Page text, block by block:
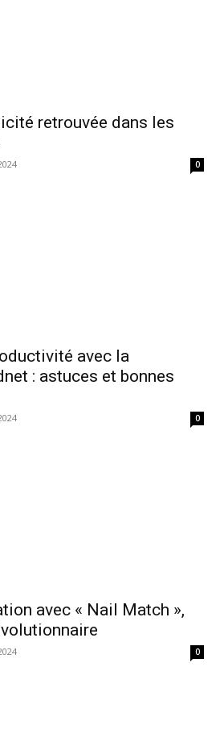
retrouvée dans les
0
avec la
: astuces et bonnes
0
avec « Nail Match »,
0